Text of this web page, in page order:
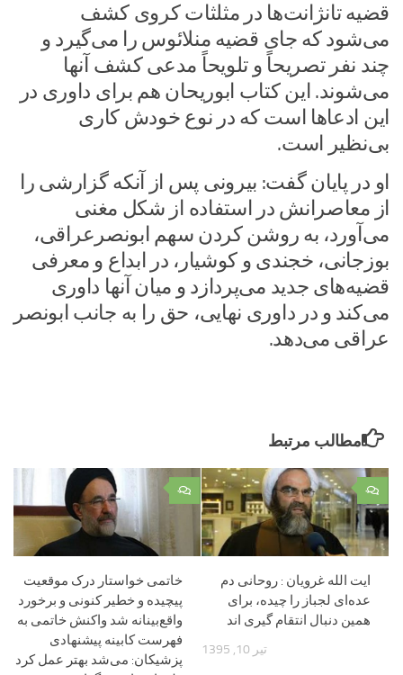
قضیه‌ تانژانت‌ها در مثلثات کروی کشف
می‌شود که جای قضیه‌ منلائوس را می‌گیرد و
چند نفر تصریحاً و تلویحاً مدعی کشف آنها
می‌شوند. این کتاب ابوریحان هم برای داوری در
این ادعاها است که در نوع خودش کاری
بی‌نظیر است.‌
او در پایان گفت: بیرونی پس از آنکه گزارشی را
از معاصرانش در استفاده از شکل مغنی
می‌آورد، به روشن کردن سهم ابونصرعراقی،
بوزجانی، خجندی و کوشیار، در ابداع و معرفی
قضیه‌های جدید می‌پردازد و میان آنها داوری
می‌کند و در داوری نهایی، حق را به جانب ابونصر
عراقی می‌دهد.‌
مطالب مرتبط
۰
خاتمى خواستار درک موقعیت
پیچیده و خطیر کنونی و برخورد
واقع‌بینانه شد واکنش خاتمی به
فهرست کابینه پیشنهادی
پزشیکان: می‌شد بهتر عمل کرد
۰
ایت الله غرویان : روحانی دم
عده‌ای لجباز را چیده، برای
همین دنبال انتقام گیری اند
تیر 10, 1395